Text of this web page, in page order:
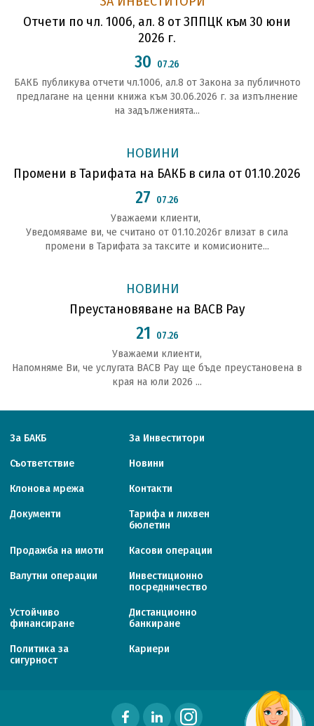
Отчети по чл. 100б, ал. 8 от ЗППЦК към 30 юни
2026 г.
30 07.26
БАКБ публикува отчети чл.1006, ал.8 от Закона за публичното
предлагане на ценни книжа към 30.06.2026 г. за изпълнение
на задълженията...
НОВИНИ
Промени в Тарифата на БАКБ в сила от 01.10.2026
27 07.26
Уважаеми клиенти,
Уведомяваме ви, че считано от 01.10.2026г влизат в сила
промени в Тарифата за таксите и комисионите...
НОВИНИ
Преустановяване на BACB Pay
21 07.26
Уважаеми клиенти,
Напомняме Ви, че услугата BACB Pay ще бъде преустановена в
края на юли 2026 ...
За БАКБ За Инвеститори
Съответствие Новини
Клонова мрежа Контакти
Документи
Тарифa и лихвен
бюлетин
Продажба на имоти Касови операции
Валутни операции
Инвестиционно
посредничество
Устойчиво
финансиране
Дистанционно
банкиране
Политика за
сигурност
Кариери